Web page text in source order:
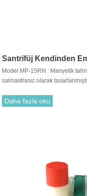
Santrifüj Kendinden
Model MP-15RN : Manyetik
salmastrasız olarak
önler. Endüstriyel ekipmanlarda
Daha fazla oku